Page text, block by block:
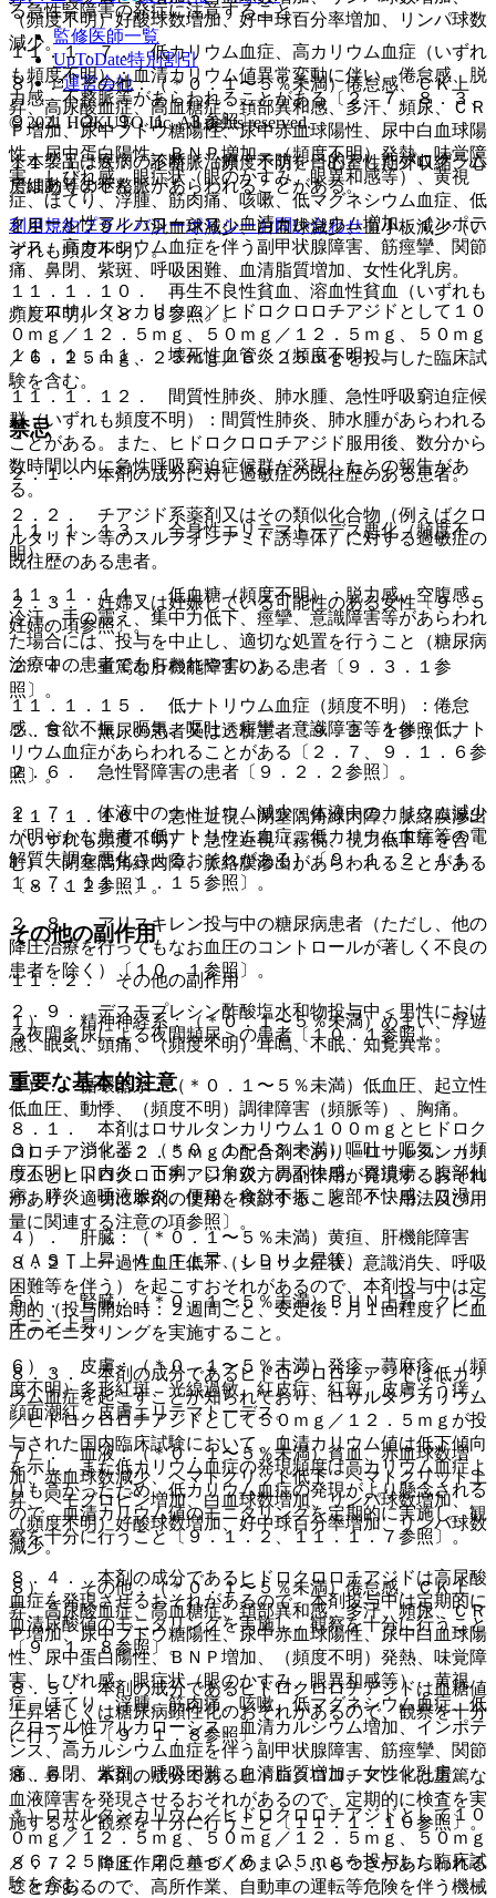
（頻度不明）好酸球数増加、好中球百分率増加、リンパ球数
減少。
８）． その他：（＊０．１〜５％未満）倦怠感、ＣＫ上
昇、高尿酸血症、高血糖症、頚部異和感、多汗、頻尿、ＣＲ
Ｐ増加、尿中ブドウ糖陽性、尿中赤血球陽性、尿中白血球陽
性、尿中蛋白陽性、ＢＮＰ増加、（頻度不明）発熱、味覚障
害、しびれ感、眼症状（眼のかすみ、眼異和感等）、黄視
症、ほてり、浮腫、筋肉痛、咳嗽、低マグネシウム血症、低
クロール性アルカローシス、血清カルシウム増加、インポテ
ンス、高カルシウム血症を伴う副甲状腺障害、筋痙攣、関節
痛、鼻閉、紫斑、呼吸困難、血清脂質増加、女性化乳房。
＊）ロサルタンカリウム／ヒドロクロロチアジドとして１０
０ｍｇ／１２．５ｍｇ、５０ｍｇ／１２．５ｍｇ、５０ｍｇ
／６．２５ｍｇ、２５ｍｇ／６．２５ｍｇを投与した臨床試
験を含む。
禁忌
２．１． 本剤の成分に対し過敏症の既往歴のある患者。
２．２． チアジド系薬剤又はその類似化合物（例えばクロ
ルタリドン等のスルフォンアミド誘導体）に対する過敏症の
既往歴のある患者。
２．３． 妊婦又は妊娠している可能性のある女性〔９．５
妊婦の項参照〕。
２．４． 重篤な肝機能障害のある患者〔９．３．１参
照〕。
２．５． 無尿の患者又は透析患者〔９．２．１参照〕。
２．６． 急性腎障害の患者〔９．２．２参照〕。
２．７． 体液中のナトリウム減少・体液中のカリウム減少
が明らかな患者［低ナトリウム血症、低カリウム血症等の電
解質失調を悪化させるおそれがある］〔９．１．２、１１．
１．７、１１．１．１５参照〕。
２．８． アリスキレン投与中の糖尿病患者（ただし、他の
降圧治療を行ってもなお血圧のコントロールが著しく不良の
患者を除く）〔１０．１参照〕。
２．９． デスモプレシン酢酸塩水和物投与中＜男性におけ
る夜間多尿による夜間頻尿＞の患者〔１０．１参照〕。
重要な基本的注意
８．１． 本剤はロサルタンカリウム１００ｍｇとヒドロク
ロロチアジド１２．５ｍｇの配合剤であり、ロサルタンカリ
ウムとヒドロクロロチアジド双方の副作用が発現するおそれ
があり、適切に本剤の使用を検討すること〔７．用法及び用
量に関連する注意の項参照〕。
８．２． 一過性血圧低下（ショック症状、意識消失、呼吸
困難等を伴う）を起こすおそれがあるので、本剤投与中は定
期的（投与開始時：２週間ごと、安定後：月１回程度）に血
圧のモニタリングを実施すること。
８．３． 本剤の成分であるヒドロクロロチアジドは低カリ
ウム血症を起こすことが知られており、ロサルタンカリウム
／ヒドロクロロチアジドとして５０ｍｇ／１２．５ｍｇが投
与された国内臨床試験において、血清カリウム値は低下傾向
を示し、また低カリウム血症の発現頻度は高カリウム血症よ
りも高かったため、低カリウム血症の発現がより懸念される
ので、血清カリウム値のモニタリングを定期的に実施し、観
察を十分に行うこと〔９．１．２、１１．１．７参照〕。
８．４． 本剤の成分であるヒドロクロロチアジドは高尿酸
血症を発現させるおそれがあるので、本剤投与中は定期的に
血清尿酸値のモニタリングを実施し、観察を十分に行うこと
〔９．１．８参照〕。
８．５． 本剤の成分であるヒドロクロロチアジドは血糖値
上昇若しくは糖尿病顕性化のおそれがあるので、観察を十分
に行うこと〔９．１．８参照〕。
８．６． 本剤の成分であるヒドロクロロチアジドは重篤な
血液障害を発現させるおそれがあるので、定期的に検査を実
施するなど観察を十分に行うこと〔１１．１．１０参照〕。
８．７． 降圧作用に基づくめまい、ふらつきがあらわれる
ことがあるので、高所作業、自動車の運転等危険を伴う機械
る急性腎障害の発症に注意すること。
１１．１．７． 低カリウム血症、高カリウム血症（いずれ
も頻度不明）：血清カリウム値異常変動に伴い、倦怠感、脱
力感、不整脈等があらわれることがある〔２．７、８．３、
９．１．２、９．１．３参照〕。
１１．１．８． 不整脈（頻度不明）：心室性期外収縮、心
房細動等の不整脈があらわれることがある。
１１．１．９． 汎血球減少、白血球減少、血小板減少（い
ずれも頻度不明）。
１１．１．１０． 再生不良性貧血、溶血性貧血（いずれも
頻度不明）〔８．６参照〕。
１１．１．１１． 壊死性血管炎（頻度不明）。
１１．１．１２． 間質性肺炎、肺水腫、急性呼吸窮迫症候
群（いずれも頻度不明）：間質性肺炎、肺水腫があらわれる
ことがある。また、ヒドロクロロチアジド服用後、数分から
数時間以内に急性呼吸窮迫症候群が発現したとの報告があ
る。
１１．１．１３． 全身性エリテマトーデス悪化（頻度不
明）。
１１．１．１４． 低血糖（頻度不明）：脱力感、空腹感、
冷汗、手の震え、集中力低下、痙攣、意識障害等があらわれ
た場合には、投与を中止し、適切な処置を行うこと（糖尿病
治療中の患者であらわれやすい）。
１１．１．１５． 低ナトリウム血症（頻度不明）：倦怠
感、食欲不振、嘔気、嘔吐、痙攣、意識障害等を伴う低ナト
リウム血症があらわれることがある〔２．７、９．１．６参
照〕。
１１．１．１６． 急性近視、閉塞隅角緑内障、脈絡膜滲出
（いずれも頻度不明）：急性近視（霧視、視力低下等を含
む）、閉塞隅角緑内障、脈絡膜滲出があらわれることがある
〔８．１２参照〕。
その他の副作用
１１．２． その他の副作用
１）． 精神神経系：（＊０．１〜５％未満）めまい、浮遊
感、眠気、頭痛、（頻度不明）耳鳴、不眠、知覚異常。
２）． 循環器系：（＊０．１〜５％未満）低血圧、起立性
低血圧、動悸、（頻度不明）調律障害（頻脈等）、胸痛。
３）． 消化器：（＊０．１〜５％未満）嘔吐・嘔気、（頻
度不明）口内炎、下痢、口角炎、胃不快感、胃潰瘍、腹部仙
痛、膵炎、唾液腺炎、便秘、食欲不振、腹部不快感、口渇。
４）． 肝臓：（＊０．１〜５％未満）黄疸、肝機能障害
（ＡＳＴ上昇、ＡＬＴ上昇、ＬＤＨ上昇等）。
５）． 腎臓：（＊０．１〜５％未満）ＢＵＮ上昇、クレア
チニン上昇。
６）． 皮膚：（＊０．１〜５％未満）発疹、蕁麻疹、（頻
度不明）多形紅斑、光線過敏、紅皮症、紅斑、皮膚そう痒、
顔面潮紅、皮膚エリテマトーデス。
７）． 血液：（＊０．１〜５％未満）貧血、赤血球数増
加、赤血球数減少、ヘマトクリット低下、ヘマトクリット上
昇、ヘモグロビン増加、白血球数増加、リンパ球数増加、
（頻度不明）好酸球数増加、好中球百分率増加、リンパ球数
減少。
８）． その他：（＊０．１〜５％未満）倦怠感、ＣＫ上
昇、高尿酸血症、高血糖症、頚部異和感、多汗、頻尿、ＣＲ
Ｐ増加、尿中ブドウ糖陽性、尿中赤血球陽性、尿中白血球陽
性、尿中蛋白陽性、ＢＮＰ増加、（頻度不明）発熱、味覚障
害、しびれ感、眼症状（眼のかすみ、眼異和感等）、黄視
症、ほてり、浮腫、筋肉痛、咳嗽、低マグネシウム血症、低
クロール性アルカローシス、血清カルシウム増加、インポテ
ンス、高カルシウム血症を伴う副甲状腺障害、筋痙攣、関節
痛、鼻閉、紫斑、呼吸困難、血清脂質増加、女性化乳房。
＊）ロサルタンカリウム／ヒドロクロロチアジドとして１０
０ｍｇ／１２．５ｍｇ、５０ｍｇ／１２．５ｍｇ、５０ｍｇ
／６．２５ｍｇ、２５ｍｇ／６．２５ｍｇを投与した臨床試
験を含む。
監修医師一覧
UpToDate特別割引
運営会社
© 2021 HOKUTO Inc. All rights reserved.
※本製品は疾病の診断・治療・予防を目的としたプログラム
ではありません。
利用規約プライバシーポリシーお問い合わせ